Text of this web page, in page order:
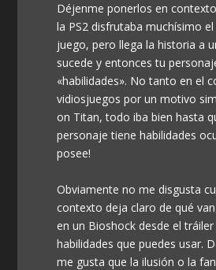
Déjenme ponerlos en
la PS2 disfrutaba muchísimo
juego, pero llega la historia a
sucede y entonces tu
«habilidades». No tanto en el
vidiosjuegos por un motivo
on Titan, todo iba bien hasta
personaje tiene habilidades
posee!
Obviamente no me disgusta
contexto deja claro de qué
en un Bioshock desde el
habilidades que puedes usar.
me gusta que la ilusión o la